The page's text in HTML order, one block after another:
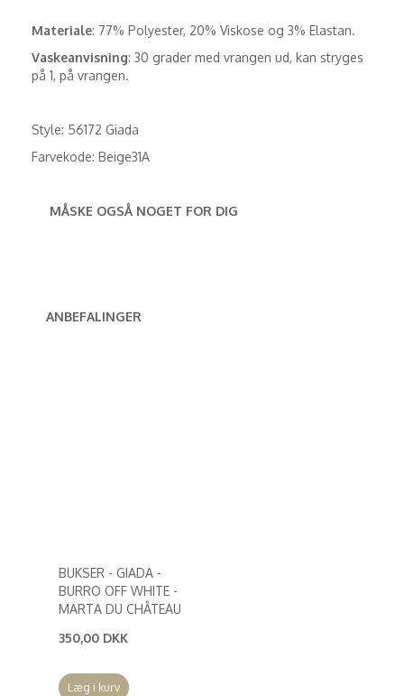
Materiale: 77% Polyester, 20% Viskose og 3% Elastan.
Vaskeanvisning: 30 grader med vrangen ud, kan stryges
på 1, på vrangen.
Style: 56172 Giada
Farvekode: Beige31A
MÅSKE OGSÅ NOGET FOR DIG
ANBEFALINGER
BUKSER - GIADA -
BURRO OFF WHITE -
MARTA DU CHÂTEAU
350,00 DKK
Læg i kurv